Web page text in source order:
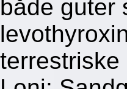
både guter
terrestriske